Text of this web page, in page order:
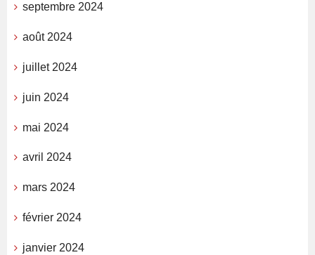
septembre 2024
août 2024
juillet 2024
juin 2024
mai 2024
avril 2024
mars 2024
février 2024
janvier 2024